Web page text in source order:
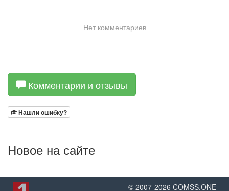
Комментарии и отзывы
Нашли ошибку?
Новое на сайте
© 2007-2026 COMSS.ONE